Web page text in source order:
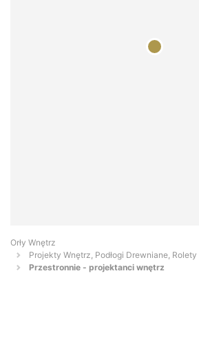
Orły Wnętrz
Projekty Wnętrz, Podłogi Drewniane,
Przestronnie - projektanci wnętrz